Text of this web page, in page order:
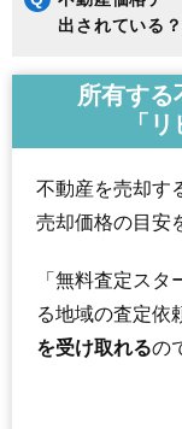
出されている？
所有する
「
不動産を売却す
売却価格の目安
「無料査定ス
る地域の査定依
を受け取れるの